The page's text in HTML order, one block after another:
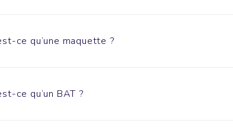
ce qu’une maquette ?
ce qu’un BAT ?